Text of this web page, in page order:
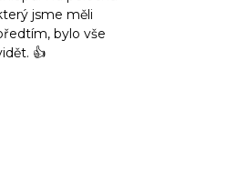
jsme měli
bylo vše
👍